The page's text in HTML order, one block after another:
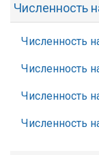
Численность
Численность
Численность
Численность
Численность